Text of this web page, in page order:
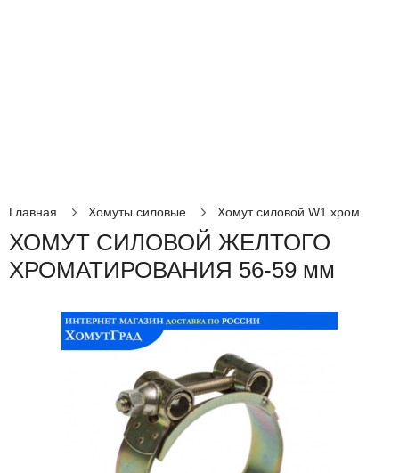
Главная Хомуты силовые Хомут силовой W1 хром
ХОМУТ СИЛОВОЙ ЖЕЛТОГО
ХРОМАТИРОВАНИЯ 56-59 мм